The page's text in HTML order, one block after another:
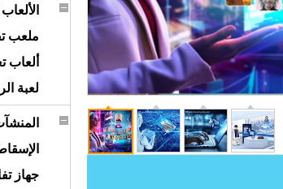
ملعب
ألعاب
لعبة
جهاز